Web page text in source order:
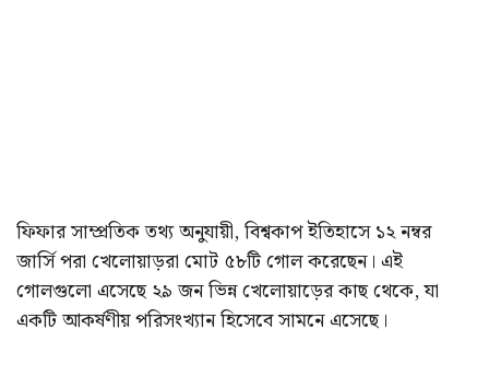
ফিফার সাম্প্রতিক তথ্য অনুযায়ী, বিশ্বকাপ ইতিহাসে ১২ নম্বর
জার্সি পরা খেলোয়াড়রা মোট ৫৮টি গোল করেছেন। এই
গোলগুলো এসেছে ২৯ জন ভিন্ন খেলোয়াড়ের কাছ থেকে, যা
একটি আকর্ষণীয় পরিসংখ্যান হিসেবে সামনে এসেছে।